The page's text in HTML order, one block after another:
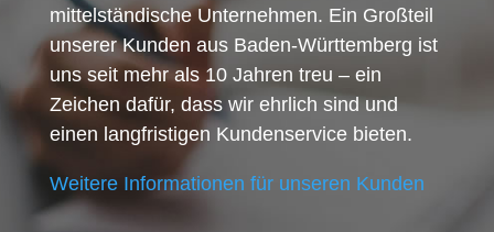
mittelständische Unternehmen. Ein Großteil
unserer Kunden aus Baden-Württemberg ist
uns seit mehr als 10 Jahren treu – ein
Zeichen dafür, dass wir ehrlich sind und
einen langfristigen Kundenservice bieten.
Weitere Informationen für unseren Kunden